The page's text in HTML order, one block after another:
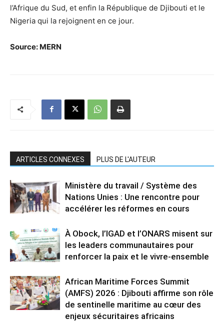
l’Afrique du Sud, et enfin la République de Djibouti et le
Nigeria qui la rejoignent en ce jour.
Source: MERN
ARTICLES CONNEXES PLUS DE L'AUTEUR
Ministère du travail / Système des
Nations Unies : Une rencontre pour
accélérer les réformes en cours
À Obock, l’IGAD et l’ONARS misent sur
les leaders communautaires pour
renforcer la paix et le vivre-ensemble
African Maritime Forces Summit
(AMFS) 2026 : Djibouti affirme son rôle
de sentinelle maritime au cœur des
enjeux sécuritaires africains